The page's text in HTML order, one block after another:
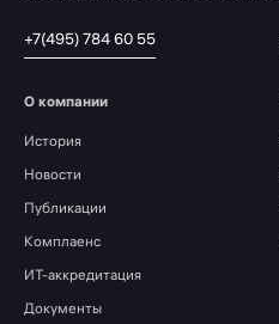
+7(495) 784 60 55
О компании
История
Новости
Публикации
Комплаенс
ИТ-аккредитация
Документы